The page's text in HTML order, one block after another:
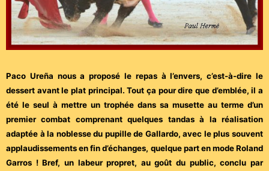
Paco Ureña nous a proposé le repas à l’envers, c’est-à-dire le
dessert avant le plat principal. Tout ça pour dire que d’emblée, il a
été le seul à mettre un trophée dans sa musette au terme d’un
premier combat comprenant quelques tandas à la réalisation
adaptée à la noblesse du pupille de Gallardo, avec le plus souvent
applaudissements en fin d’échanges, quelque part en mode Roland
Garros ! Bref, un labeur propret, au goût du public, conclu par